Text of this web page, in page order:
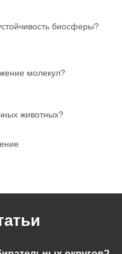
биосферы?
молекул?
животных?